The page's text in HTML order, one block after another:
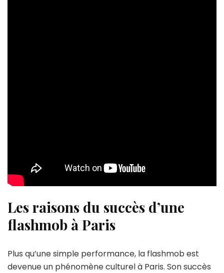
Les raisons du succès d’une
flashmob à Paris
Plus qu’une simple performance, la flashmob est
devenue un phénomène culturel à Paris. Son succès